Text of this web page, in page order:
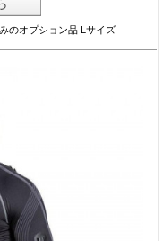
のオプション品 Lサイズ